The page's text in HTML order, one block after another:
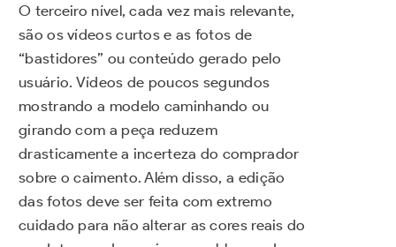
O terceiro nível, cada vez mais relevante,
são os vídeos curtos e as fotos de
“bastidores” ou conteúdo gerado pelo
usuário. Vídeos de poucos segundos
mostrando a modelo caminhando ou
girando com a peça reduzem
drasticamente a incerteza do comprador
sobre o caimento. Além disso, a edição
das fotos deve ser feita com extremo
cuidado para não alterar as cores reais do